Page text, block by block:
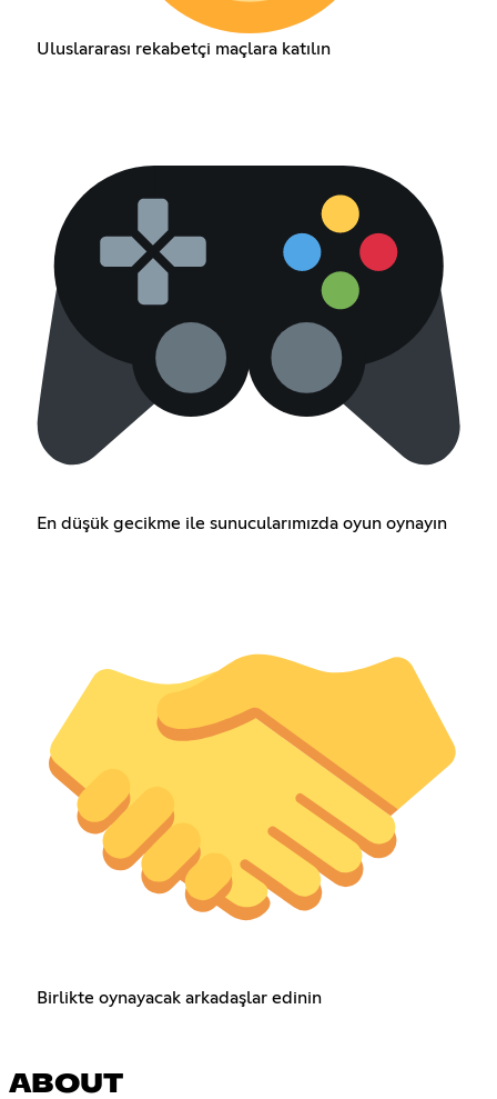
Uluslararası rekabetçi maçlara katılın
En düşük gecikme ile sunucularımızda oyun oynayın
Birlikte oynayacak arkadaşlar edinin
ABOUT